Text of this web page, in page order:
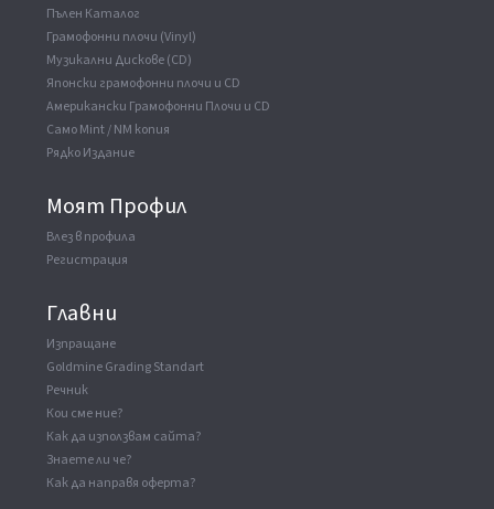
Пълен Каталог
Грамофонни плочи (Vinyl)
Музикални Дискове (CD)
Японски грамофонни плочи и CD
Американски Грамофонни Плочи и CD
Само Mint / NM копия
Рядко Издание
Моят Профил
Влез в профила
Регистрация
Главни
Изпращане
Goldmine Grading Standart
Речник
Кои сме ние?
Как да използвам сайта?
Знаете ли че?
Как да направя оферта?